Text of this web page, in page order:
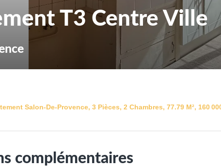
T3 Centre Ville
Salon-De-Provence, 3 Pièces, 2 Chambres, 77.79 M², 160
complémentaires